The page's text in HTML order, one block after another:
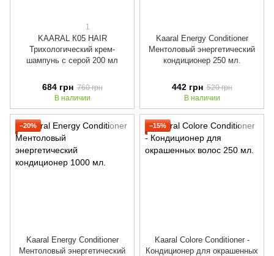
1
KAARAL К05 HAIR
Трихологический крем-
шампунь с серой 200 мл
684 грн 760 грн
В наличии
Kaaral Energy Conditioner
Ментоловый энергетический
кондиционер 250 мл.
442 грн 520 грн
В наличии
−20%
Kaaral Energy Conditioner
Ментоловый энергетический
−15%
Kaaral Colore Conditioner -
Кондиционер для окрашенных